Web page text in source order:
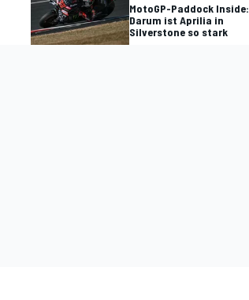
MotoGP-Paddock Inside:
Darum ist Aprilia in
Silverstone so stark